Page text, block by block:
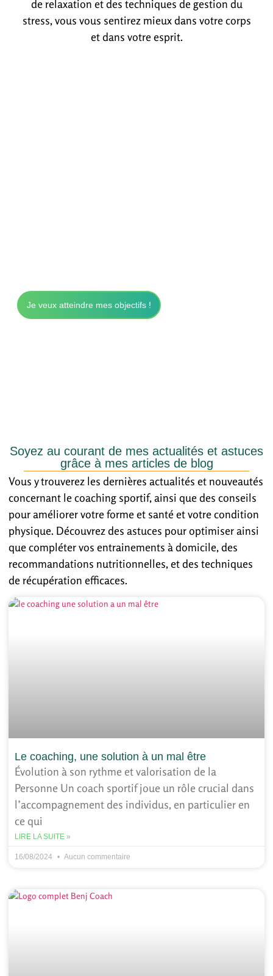
de relaxation et des techniques de gestion du
stress, vous vous sentirez mieux dans votre corps
et dans votre esprit.
Je veux atteindre mes objectifs !
Soyez au courant de mes actualités et astuces
grâce à mes articles de blog
Vous y trouverez les dernières actualités et nouveautés
concernant le coaching sportif, ainsi que des conseils
pour améliorer votre forme et santé et votre condition
physique. Découvrez des astuces pour optimiser ainsi
que compléter vos entrainements à domicile, des
recommandations nutritionnelles, et des techniques
de récupération efficaces.
Le coaching, une solution à un mal être
Évolution à son rythme et valorisation de la
Personne Un coach sportif joue un rôle crucial dans
l’accompagnement des individus, en particulier en
ce qui
LIRE LA SUITE »
16/08/2024 Aucun commentaire